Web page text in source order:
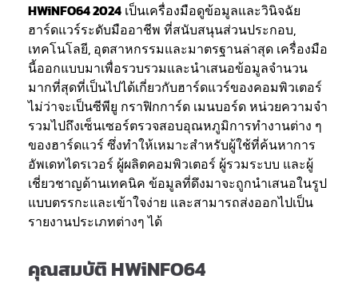
HWiNFO64 2024 เป็นเครื่องมือดูข้อมูลและวินิจฉัย
ฮาร์ดแวร์ระดับมืออาชีพ ที่สนับสนุนส่วนประกอบ,
เทคโนโลยี, อุตสาหกรรมและมาตรฐานล่าสุด เครื่องมือ
นี้ออกแบบมาเพื่อรวบรวมและนำเสนอข้อมูลจำนวน
มากที่สุดที่เป็นไปได้เกี่ยวกับฮาร์ดแวร์ของคอมพิวเตอร์
ไม่ว่าจะเป็นซีพียู กราฟิกการ์ด เมนบอร์ด หน่วยความจำ
รวมไปถึงเซ็นเซอร์ตรวจสอบอุณหภูมิการทำงานต่าง ๆ
ของฮาร์ดแวร์ ซึ่งทำให้เหมาะสำหรับผู้ใช้ที่ค้นหาการ
อัพเดทไดรเวอร์ ผู้ผลิตคอมพิวเตอร์ ผู้รวมระบบ และผู้
เชี่ยวชาญด้านเทคนิค ข้อมูลที่ดึงมาจะถูกนำเสนอในรูป
แบบตรรกะและเข้าใจง่าย และสามารถส่งออกไปเป็น
รายงานประเภทต่างๆ ได้
คุณสมบัติ HWiNFO64